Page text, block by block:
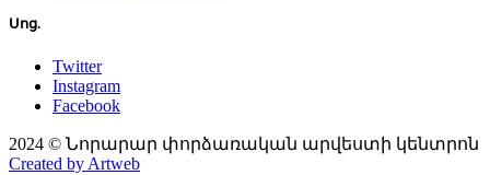
Սոց.
Twitter
Instagram
Facebook
2024 © Նորարար փորձառական արվեստի կենտրոն
Created by Artweb